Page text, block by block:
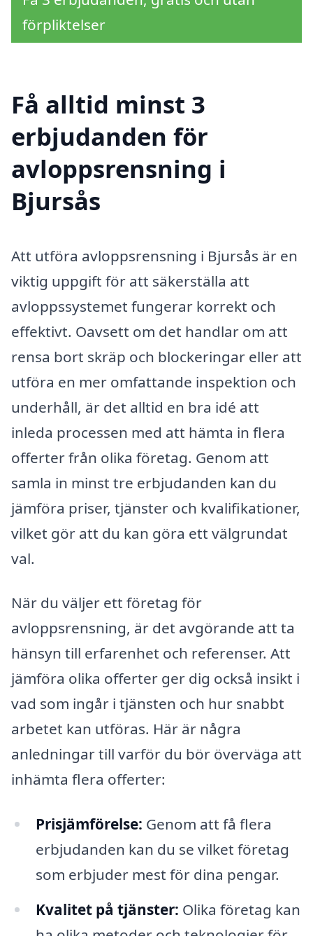
förpliktelser
Få alltid minst 3
erbjudanden för
avloppsrensning i
Bjursås
Att utföra avloppsrensning i Bjursås är en
viktig uppgift för att säkerställa att
avloppssystemet fungerar korrekt och
effektivt. Oavsett om det handlar om att
rensa bort skräp och blockeringar eller att
utföra en mer omfattande inspektion och
underhåll, är det alltid en bra idé att
inleda processen med att hämta in flera
offerter från olika företag. Genom att
samla in minst tre erbjudanden kan du
jämföra priser, tjänster och kvalifikationer,
vilket gör att du kan göra ett välgrundat
val.
När du väljer ett företag för
avloppsrensning, är det avgörande att ta
hänsyn till erfarenhet och referenser. Att
jämföra olika offerter ger dig också insikt i
vad som ingår i tjänsten och hur snabbt
arbetet kan utföras. Här är några
anledningar till varför du bör överväga att
inhämta flera offerter:
Prisjämförelse: Genom att få flera
erbjudanden kan du se vilket företag
som erbjuder mest för dina pengar.
Kvalitet på tjänster: Olika företag kan